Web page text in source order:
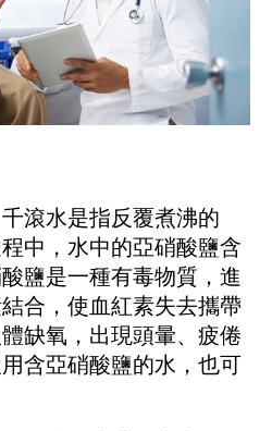
水是指反覆煮沸的
中，水中的亞硝酸鹽含
鹽是一種有毒物質，進
合，使血紅素失去攜帶
缺氧，出現頭暈、疲倦
含亞硝酸鹽的水，也可